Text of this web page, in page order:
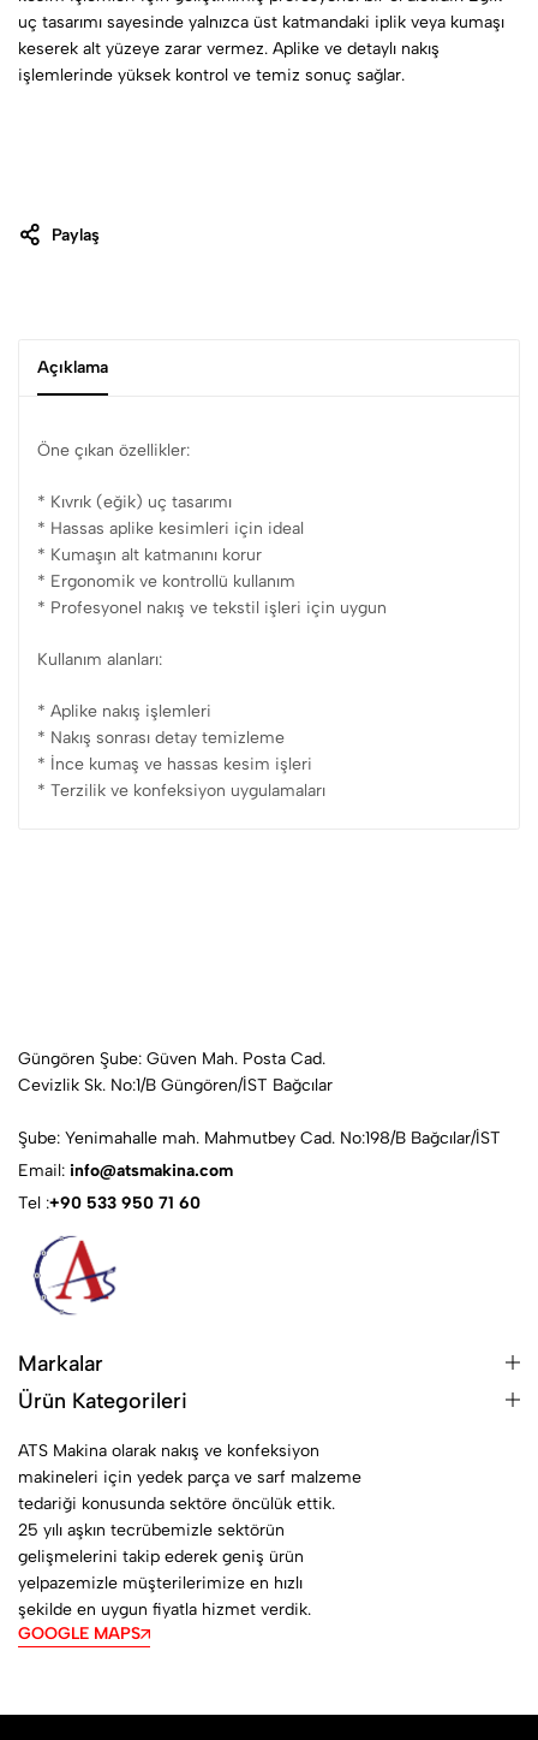
uç tasarımı sayesinde yalnızca üst katmandaki iplik veya kumaşı
keserek alt yüzeye zarar vermez. Aplike ve detaylı nakış
işlemlerinde yüksek kontrol ve temiz sonuç sağlar.
Paylaş
Açıklama
Öne çıkan özellikler:
* Kıvrık (eğik) uç tasarımı
* Hassas aplike kesimleri için ideal
* Kumaşın alt katmanını korur
* Ergonomik ve kontrollü kullanım
* Profesyonel nakış ve tekstil işleri için uygun
Kullanım alanları:
* Aplike nakış işlemleri
* Nakış sonrası detay temizleme
* İnce kumaş ve hassas kesim işleri
* Terzilik ve konfeksiyon uygulamaları
Güngören Şube: Güven Mah. Posta Cad.
Cevizlik Sk. No:1/B Güngören/İST Bağcılar
Şube: Yenimahalle mah. Mahmutbey Cad. No:198/B Bağcılar/İST
Email: info@atsmakina.com
Tel :+90 533 950 71 60
Markalar
Ürün Kategorileri
ATS Makina olarak nakış ve konfeksiyon
makineleri için yedek parça ve sarf malzeme
tedariği konusunda sektöre öncülük ettik.
25 yılı aşkın tecrübemizle sektörün
gelişmelerini takip ederek geniş ürün
yelpazemizle müşterilerimize en hızlı
şekilde en uygun fiyatla hizmet verdik.
GOOGLE MAPS